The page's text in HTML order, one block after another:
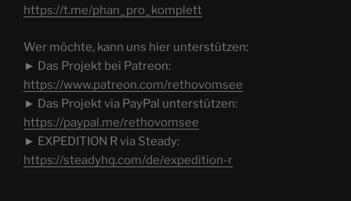
https://t.me/phan_pro_komplett
Wer möchte, kann uns hier unterstützen:
► Das Projekt bei Patreon:
https://www.patreon.com/rethovomsee
► Das Projekt via PayPal unterstützen:
https://paypal.me/rethovomsee
► EXPEDITION R via Steady:
https://steadyhq.com/de/expedition-r